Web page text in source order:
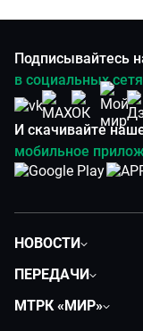
Подписывайтесь
в социальных
И скачивайте
мобильное
НОВОСТИ
Экономика
ПЕРЕДАЧИ
МТРК «МИР»